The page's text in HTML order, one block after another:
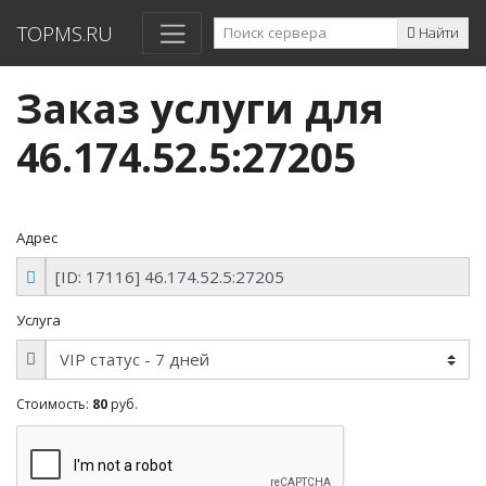
TOPMS.RU Найти
Заказ услуги для
46.174.52.5:27205
Адрес
Услуга
Стоимость: 80 руб.